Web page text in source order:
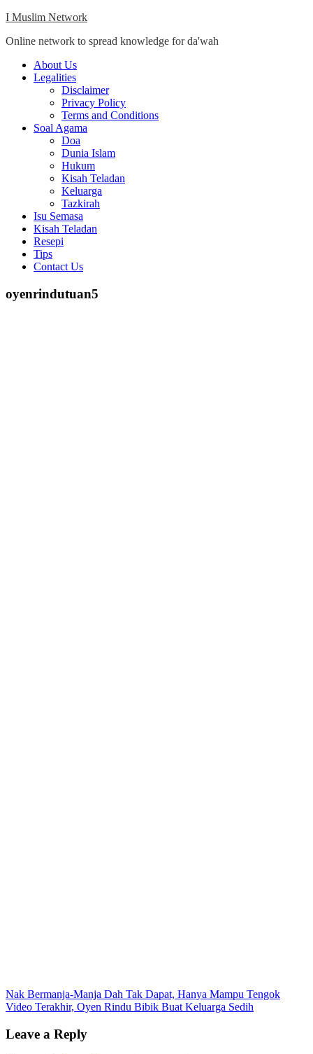
Skip
content
I Muslim Network
Online network to spread knowledge for da'wah
Close
Menu
About Us
Legalities
Disclaimer
Privacy Policy
Terms and Conditions
Soal Agama
Doa
Dunia Islam
Hukum
Kisah Teladan
Keluarga
Tazkirah
Isu Semasa
Kisah Teladan
Resepi
Tips
Contact Us
oyenrindutuan5
Post
navigation
Nak Bermanja-Manja Dah Tak Dapat, Hanya Mampu Tengok
Video Terakhir, Oyen Rindu Bibik Buat Keluarga Sedih
Leave a Reply